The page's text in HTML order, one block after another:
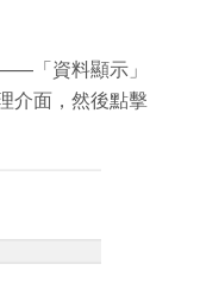
「資料顯示」
介面，然後點擊